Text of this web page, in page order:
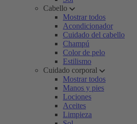
Cabello
Mostrar todos
Acondicionador
Cuidado del cabello
Champú
Color de pelo
Estilismo
Cuidado corporal
Mostrar todos
Manos y pies
Lociones
Aceites
Limpieza